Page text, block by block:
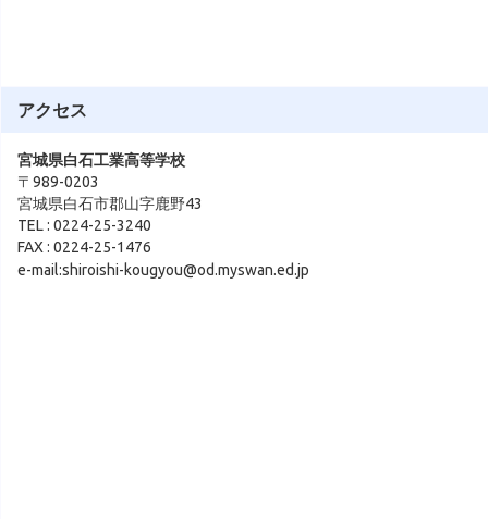
アクセス
宮城県白石工業高等学校
〒989-0203
宮城県白石市郡山字鹿野43
TEL : 0224-25-3240
FAX : 0224-25-1476
e-mail:shiroishi-kougyou@od.myswan.ed.jp